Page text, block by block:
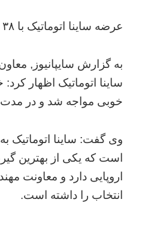
عرضه ساینا اتوماتیک با ۳۸ میلیون و ۴۵۰ هزارتومان
به گزارش سایپانیوز,
ساینا اتوماتیک اظهار کرد:
خوبی مواجه شد و در مدت
است که یکی از بهترین
اروپایی دارد و معاونت
انتخاب را داشته است.